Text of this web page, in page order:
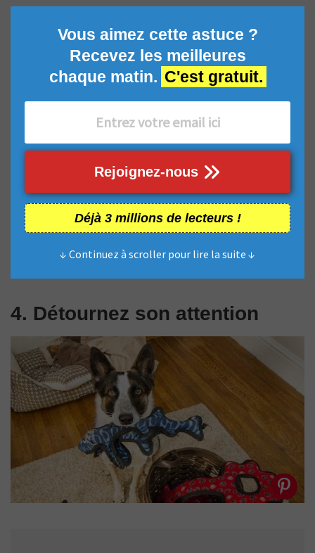
Vous aimez cette astuce ?
Recevez les meilleures
chaque matin. C'est gratuit.
Rejoignez-nous
Déjà 3 millions de lecteurs !
↓ Continuez à scroller pour lire la suite ↓
4. Détournez son attention